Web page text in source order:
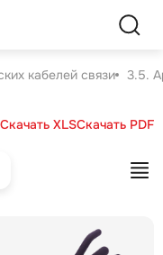
кабелей связи 3.5.
Скачать XLSСкачать PDF